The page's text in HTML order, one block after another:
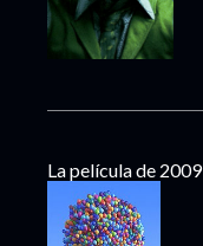
La película de 2009